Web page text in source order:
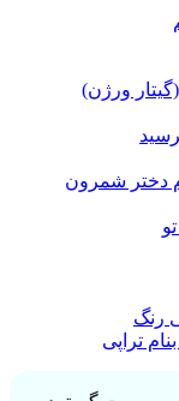
ورژن)
دختر شمرون
رنگ
تراپی